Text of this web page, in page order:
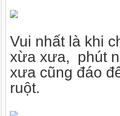
Vui nhất là khi
xừa xưa, phút
xưa cũng đáo
ruột.